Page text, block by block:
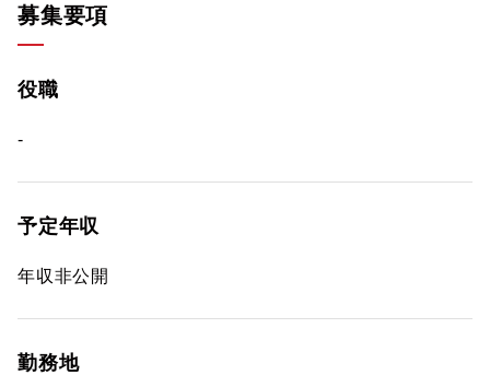
募集要項
役職
-
予定年収
年収非公開
勤務地